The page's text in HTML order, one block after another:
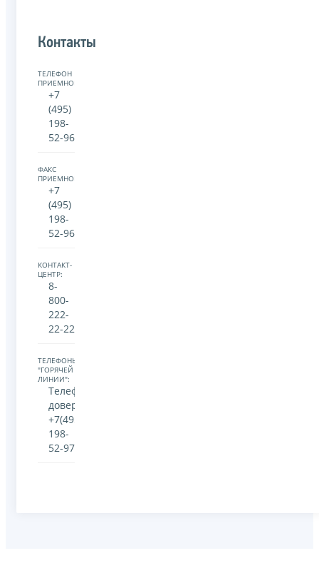
Контакты
ТЕЛЕФОН
ПРИЕМНОЙ:
+7
(495)
198-
52-96
ФАКС
ПРИЕМНОЙ:
+7
(495)
198-
52-96
КОНТАКТ-
ЦЕНТР:
8-
800-
222-
22-22
ТЕЛЕФОНЫ
"ГОРЯЧЕЙ
ЛИНИИ":
Телефон
доверия:
+7(495)
198-
52-97